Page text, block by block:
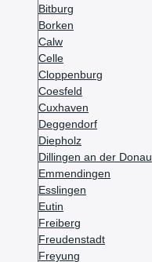
Bitburg
Borken
Calw
Celle
Cloppenburg
Coesfeld
Cuxhaven
Deggendorf
Diepholz
Dillingen an der Donau
Emmendingen
Esslingen
Eutin
Freiberg
Freudenstadt
Freyung